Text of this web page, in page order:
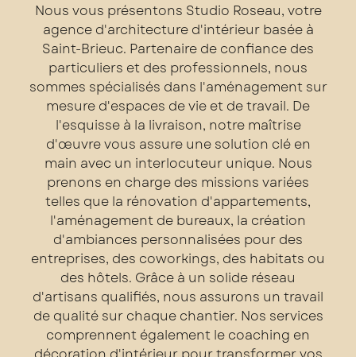
Nous vous présentons Studio Roseau, votre
agence d'architecture d'intérieur basée à
Saint-Brieuc. Partenaire de confiance des
particuliers et des professionnels, nous
sommes spécialisés dans l'aménagement sur
mesure d'espaces de vie et de travail. De
l'esquisse à la livraison, notre maîtrise
d'œuvre vous assure une solution clé en
main avec un interlocuteur unique. Nous
prenons en charge des missions variées
telles que la rénovation d'appartements,
l'aménagement de bureaux, la création
d'ambiances personnalisées pour des
entreprises, des coworkings, des habitats ou
des hôtels. Grâce à un solide réseau
d'artisans qualifiés, nous assurons un travail
de qualité sur chaque chantier. Nos services
comprennent également le coaching en